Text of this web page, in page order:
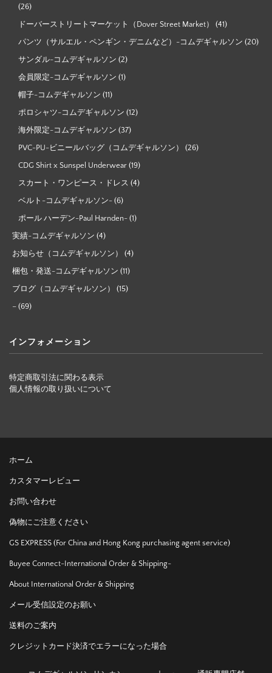
(26)
ドーバーストリートマーケット（Dover Street Market） (41)
パンツ（サルエル・ペンギン・デニムなど）-コムデギャルソン (20)
サンダル-コムデギャルソン (2)
会員限定-コムデギャルソン (1)
帽子-コムデギャルソン (11)
ポロシャツ-コムデギャルソン (12)
海外限定-コムデギャルソン (37)
PVC-PU-ビニールバッグ（コムデギャルソン） (26)
CDG Shirt x Sunspel Underwear (19)
スカート・ワンピース・ドレス (4)
ベルト-コムデギャルソン- (6)
ポール ハーデン-Paul Harnden- (1)
実績-コムデギャルソン (4)
お知らせ（コムデギャルソン） (4)
梱包・発送-コムデギャルソン (11)
ブログ（コムデギャルソン） (15)
– (69)
インフォメーション
特定商取引法に関わる表示
個人情報の取り扱いについて
ホーム
カスタマーレビュー
お問い合わせ
偽物にご注意ください
GS EXPRESS (For China and Hong Kong purchasing agent service)
Buyee Connect-International Order & Shipping-
About International Order & Shipping
メール受信設定のお願い
送料のご案内
クレジットカード決済でエラーになった場合